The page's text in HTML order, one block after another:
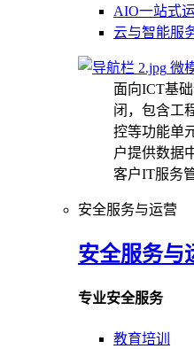
AIO一站式
云与智能服
微
面向ICT基
闭，包含工
控等功能单
户提供数据
客户IT服务
安全服务与运营
安全服务与
专业安全服务
教育培训